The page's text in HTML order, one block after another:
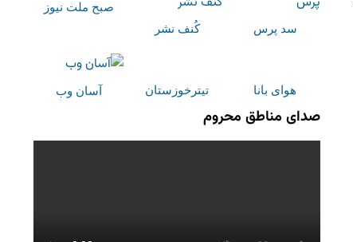
سد پرس کُنف نشر
صبح ملت نیوز
هوای بانا تیترخوزستان آسان وب
صدای مناطق محروم